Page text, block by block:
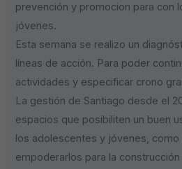
prevención y promocion para con
jóvenes.
Esta semana se realizo un
líneas de acción. Para poder
actividades y especificar crono
La gestión de Santiago desde el
espacios que posibiliten un buen
los adolescentes y jóvenes, como
empoderarlos para la